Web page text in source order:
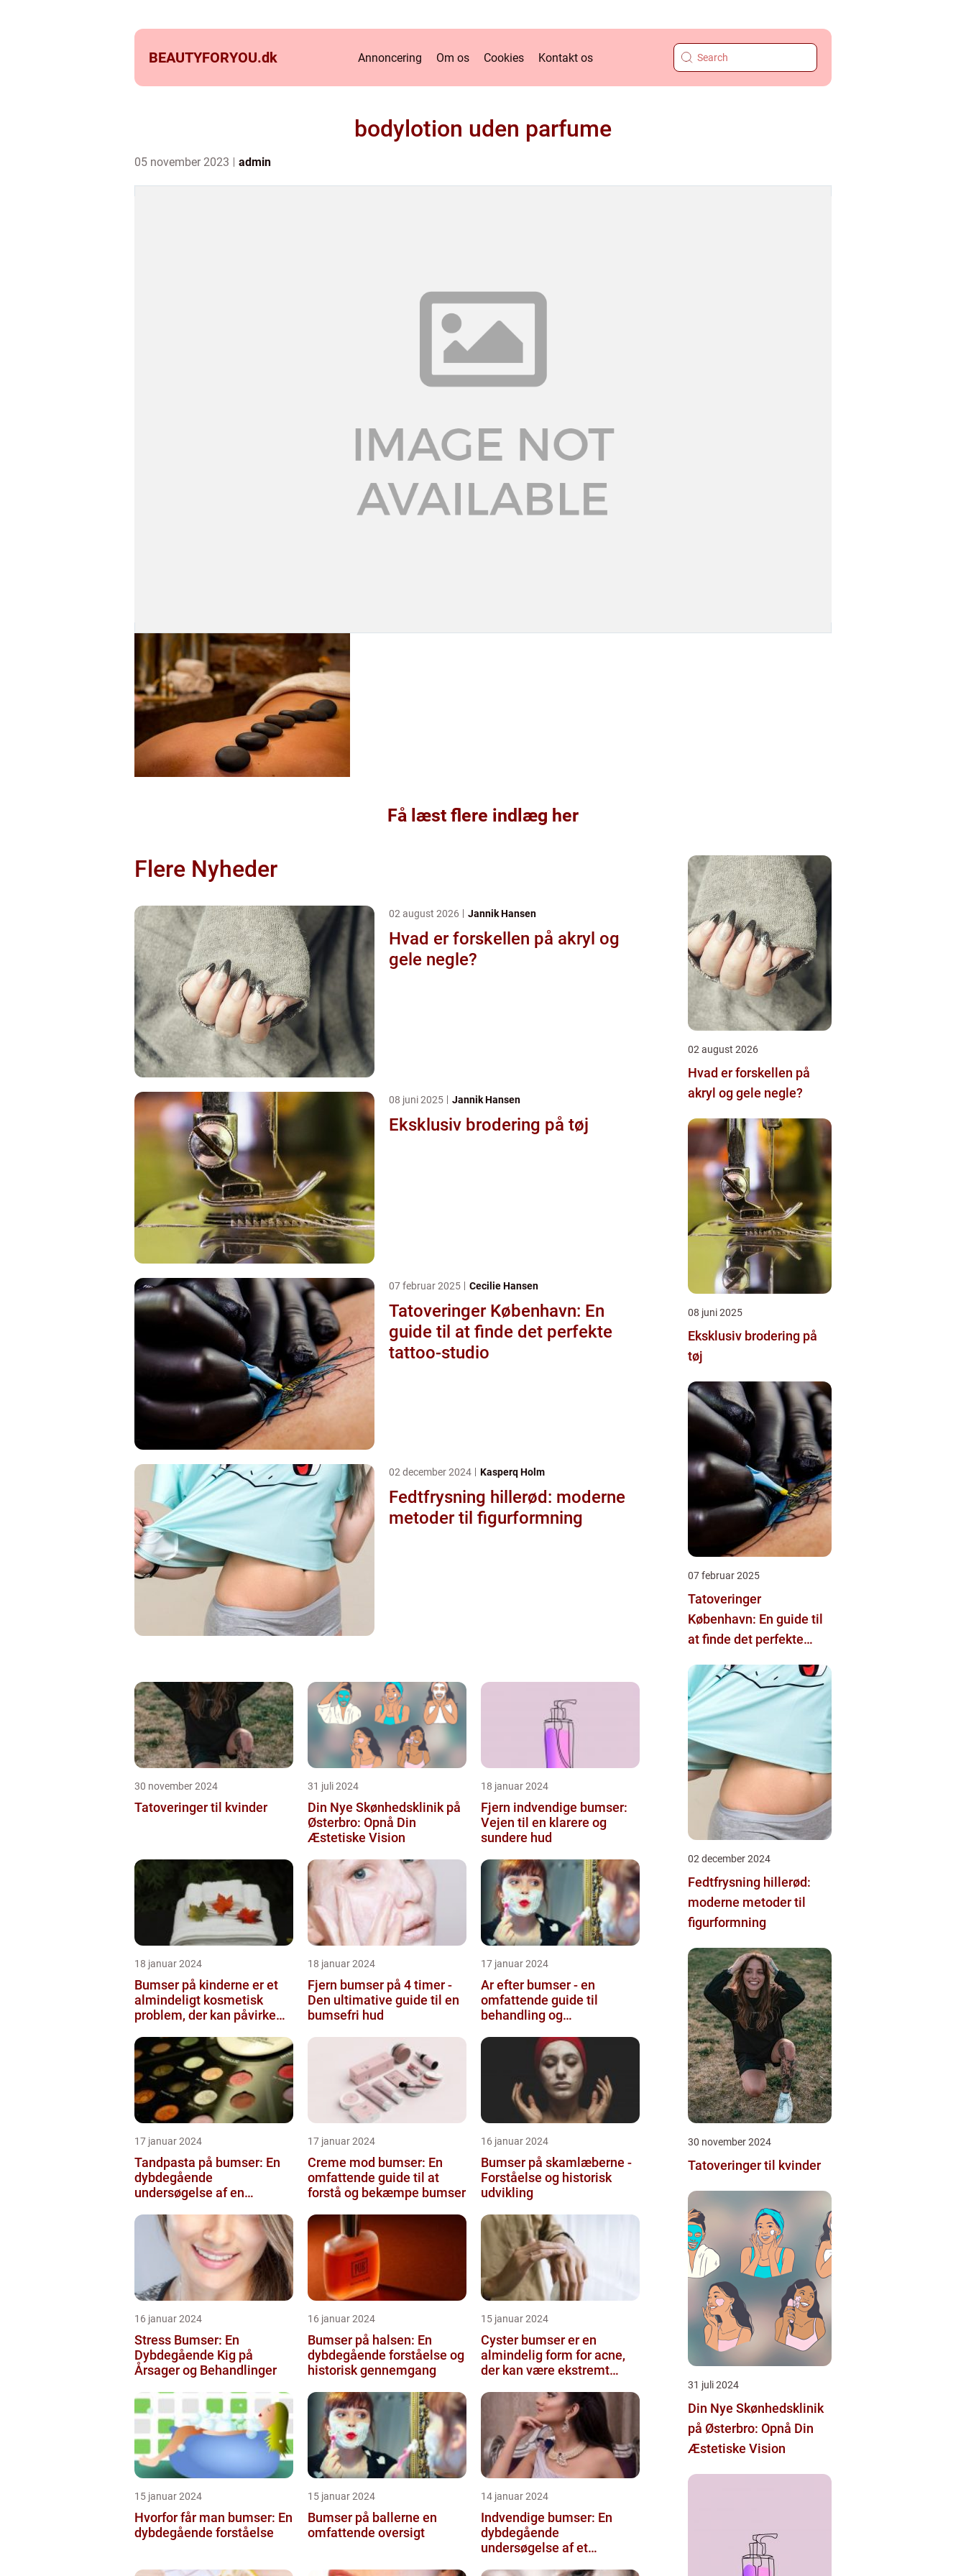
BEAUTYFORYOU.dk Annoncering Om os Cookies Kontakt os
bodylotion uden parfume
05 november 2023 admin
Få læst flere indlæg her
Flere Nyheder
02 august 2026 Jannik Hansen
Hvad er forskellen på akryl og
gele negle?
08 juni 2025 Jannik Hansen
Eksklusiv brodering på tøj
07 februar 2025 Cecilie Hansen
Tatoveringer København: En
guide til at finde det perfekte
tattoo-studio
02 december 2024 Kasperq Holm
Fedtfrysning hillerød: moderne
metoder til figurformning
30 november 2024
Tatoveringer til kvinder
31 juli 2024
Din Nye Skønhedsklinik på
Østerbro: Opnå Din
Æstetiske Vision
18 januar 2024
Fjern indvendige bumser:
Vejen til en klarere og
sundere hud
18 januar 2024
Bumser på kinderne er et
almindeligt kosmetisk
problem, der kan påvirke
18 januar 2024
Fjern bumser på 4 timer -
Den ultimative guide til en
bumsefri hud
17 januar 2024
Ar efter bumser - en
omfattende guide til
behandling og
17 januar 2024
Tandpasta på bumser: En
dybdegående
undersøgelse af en
skønhedsanbefaling
17 januar 2024
Creme mod bumser: En
omfattende guide til at
forstå og bekæmpe bumser
16 januar 2024
Bumser på skamlæberne -
Forståelse og historisk
udvikling
16 januar 2024
Stress Bumser: En
Dybdegående Kig på
Årsager og Behandlinger
16 januar 2024
Bumser på halsen: En
dybdegående forståelse og
historisk gennemgang
15 januar 2024
Cyster bumser er en
almindelig form for acne,
der kan være ekstremt
for d...
15 januar 2024
Hvorfor får man bumser: En
dybdegående forståelse
15 januar 2024
Bumser på ballerne en
omfattende oversigt
14 januar 2024
Indvendige bumser: En
dybdegående
undersøgelse af et
02 august 2026
Hvad er forskellen på
akryl og gele negle?
08 juni 2025
Eksklusiv brodering på
tøj
07 februar 2025
Tatoveringer
København: En guide til
at finde det perfekte
02 december 2024
Fedtfrysning hillerød:
moderne metoder til
figurformning
30 november 2024
Tatoveringer til kvinder
31 juli 2024
Din Nye Skønhedsklinik
på Østerbro: Opnå Din
Æstetiske Vision